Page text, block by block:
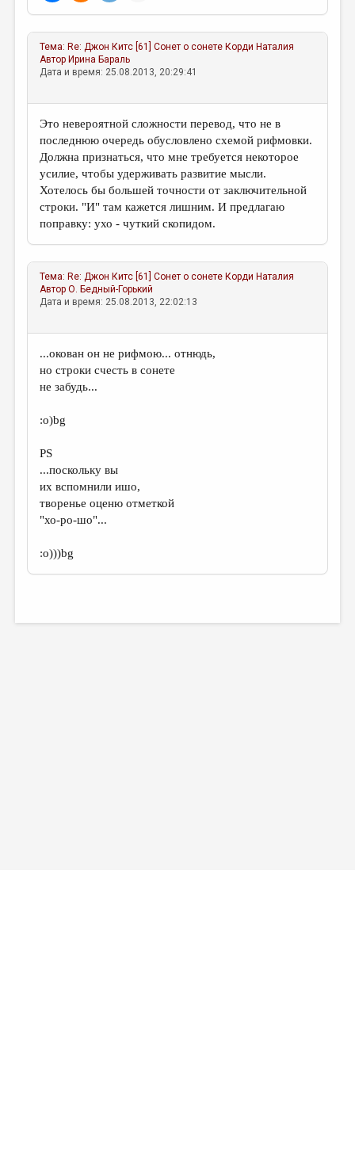
Тема: Re: Джон Китс [61] Сонет о сонете Корди Наталия
Автор Ирина Бараль
Дата и время: 25.08.2013, 20:29:41
Это невероятной сложности перевод, что не в
последнюю очередь обусловлено схемой рифмовки.
Должна признаться, что мне требуется некоторое
усилие, чтобы удерживать развитие мысли.
Хотелось бы большей точности от заключительной
строки. "И" там кажется лишним. И предлагаю
поправку: ухо - чуткий скопидом.
Тема: Re: Джон Китс [61] Сонет о сонете Корди Наталия
АвторО. Бедный-Горький
Дата и время: 25.08.2013, 22:02:13
...окован он не рифмою... отнюдь,
но строки счесть в сонете
не забудь...
:о)bg
PS
...поскольку вы
их вспомнили ишо,
творенье оценю отметкой
"хо-ро-шо"...
:о)))bg